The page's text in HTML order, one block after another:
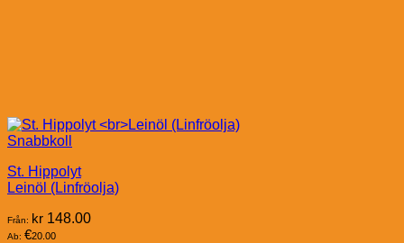
Snabbkoll
St. Hippolyt
Leinöl (Linfröolja)
Från: kr 148.00
Ab: €20.00